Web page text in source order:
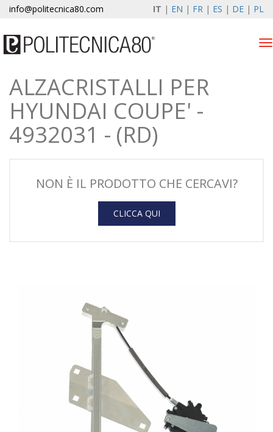
info@politecnica80.com IT | EN | FR | ES | DE | PL
giovedì 6 agosto 2026
Alzacristalli elettrici
Registrazione garanzia
News & Eventi
Contatti
ALZACRISTALLI PER
HYUNDAI COUPE' -
4932031 - (RD)
NON È IL PRODOTTO CHE CERCAVI?
CLICCA QUI